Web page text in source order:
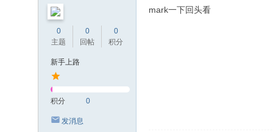
0
主题
0
回帖
0
积分
新手上路
积分 0
发消息
mark一下回头看